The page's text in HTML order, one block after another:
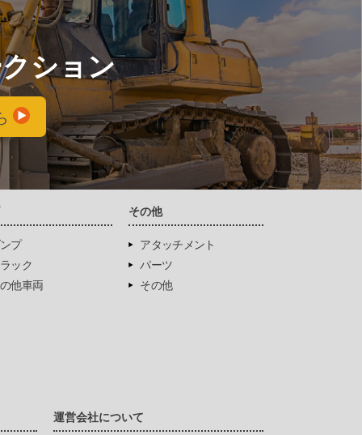
ション
プ
ック
他車両
その他
アタッチメント
パーツ
その他
運営会社について